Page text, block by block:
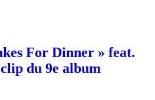
For Dinner » feat.
du 9e album